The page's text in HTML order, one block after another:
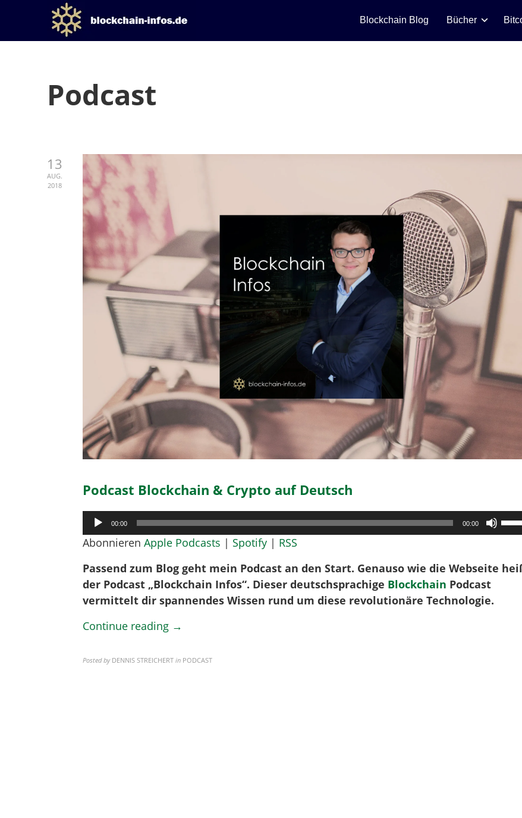
Blockchain Blog Bücher
Podcast
13
AUG.
2018
Podcast Blockchain & Crypto auf Deutsch
Audio-
Player
00:00 00:00
um
AbonnierenApple Podcasts | Spotify | RSS
Passend zum Blog geht mein Podcast an den Start. Genauso wie die Webseite
der Podcast „Blockchain Infos“. Dieser deutschsprachige Blockchain Podcast
vermittelt dir spannendes Wissen rund um diese revolutionäre Technologie.
Continue reading →
Posted by DENNIS STREICHERT in PODCAST